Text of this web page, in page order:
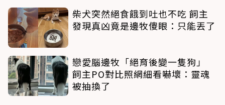
柴犬突然絕食餓到吐也不吃 飼主
發現真凶竟是邊牧傻眼：只能丟了
戀愛腦邊牧「絕育後變一隻狗」
飼主PO對比照網細看嚇壞：靈魂
被抽換了